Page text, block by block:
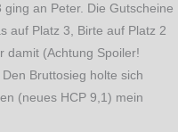
an Peter. Die Gutscheine
auf Platz 3, Birte auf Platz 2
damit (Achtung Spoiler!
Bruttosieg holte sich
(neues HCP 9,1) mein